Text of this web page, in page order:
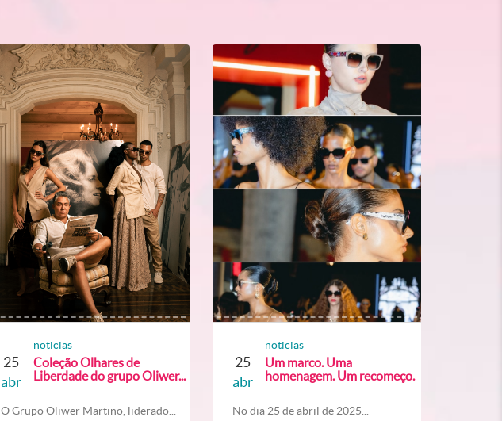
25
abr
noticias
Coleção Olhares de
Liberdade do grupo Oliwer...
O Grupo Oliwer Martino, liderado...
25
abr
noticias
Um marco. Uma
homenagem. Um recomeço.
No dia 25 de abril de 2025...